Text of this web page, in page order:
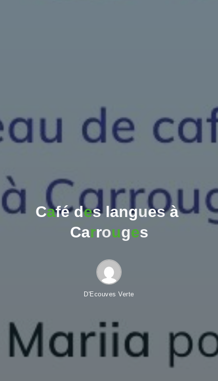
Café des langues à
Carrouges
D'Ecouves Verte